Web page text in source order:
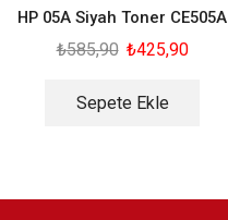
HP 05A Siyah Toner CE505A
₺585,90 ₺425,90
Sepete Ekle